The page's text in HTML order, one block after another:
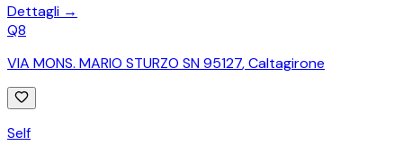
Dettagli →
Q8
VIA MONS. MARIO STURZO SN 95127,Caltagirone
Self